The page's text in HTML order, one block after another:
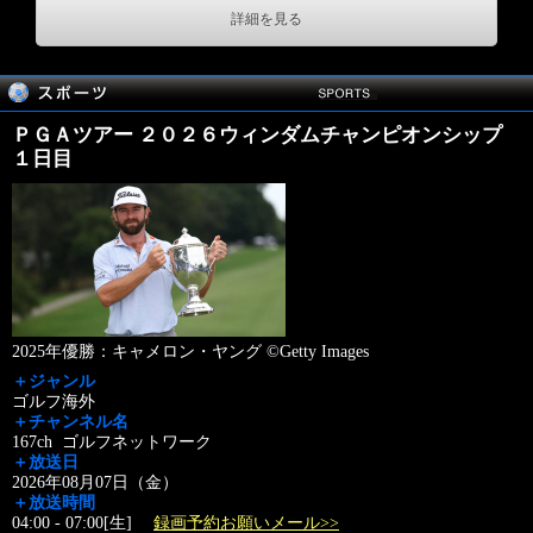
詳細を見る
ＰＧＡツアー ２０２６ウィンダムチャンピオンシップ
１日目
2025年優勝：キャメロン・ヤング ©Getty Images
＋ジャンル
ゴルフ海外
＋チャンネル名
167ch ゴルフネットワーク
＋放送日
2026年08月07日（金）
＋放送時間
04:00 - 07:00[生] 録画予約お願いメール>>